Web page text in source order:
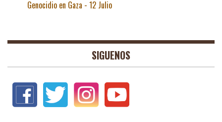
Genocidio en Gaza - 12 Julio
SIGUENOS